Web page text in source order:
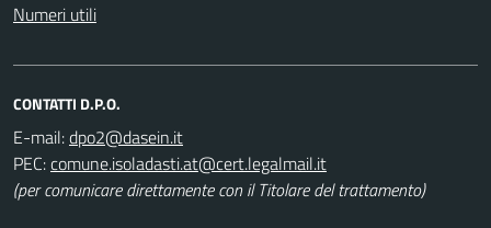
Numeri utili
CONTATTI D.P.O.
E-mail:
PEC:
(per comunicare direttamente con il Titolare del trattamento)